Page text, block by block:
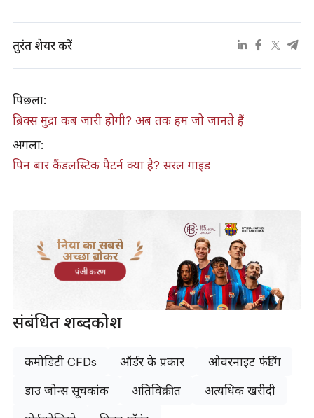
तुरंत शेयर करें
पिछला:
ब्रिक्स मुद्रा कब जारी होगी? अब तक हम जो जानते हैं
अगला:
पिन बार कैंडलस्टिक पैटर्न क्या है? सरल गाइड
दुनिया का सबसे
अच्छा ब्रोकर
पंजीकरण
संबंधित शब्दकोश
कमोडिटी CFDs ऑर्डर के प्रकार ओवरनाइट फंडिंग
डाउ जोन्स सूचकांक अतिविक्रीत अत्यधिक खरीदी